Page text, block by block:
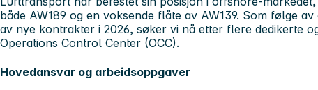
både AW189 og en voksende flåte av AW139. Som følge
av nye kontrakter i 2026, søker vi nå etter flere dedikerte
Operations Control Center (OCC).
Hovedansvar og arbeidsoppgaver